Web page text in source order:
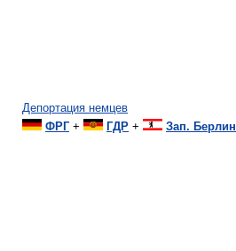
Депортация немцев
ФРГ+ ГДР + Зап. Берлин